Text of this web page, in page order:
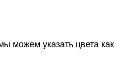
можем указать цвета